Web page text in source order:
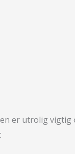
er utrolig vigtig